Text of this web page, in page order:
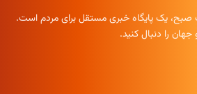
صبح، یک پایگاه خبری مستقل برای مردم است.
را دنبال کنید.